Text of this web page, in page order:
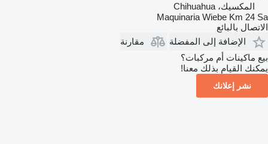
المكسيك، Chihuahua
Maquinaria Wiebe Km 24 Sa
الاتصال بالبائع
الإضافة إلى المفضلة
مقارنة
بيع ماكينات أم مركبات؟
يمكنك القيام بذلك معنا!
نشر إعلانك